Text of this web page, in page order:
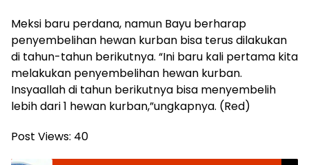
Meksi baru perdana, namun Bayu berharap
penyembelihan hewan kurban bisa terus dilakukan
di tahun-tahun berikutnya. “Ini baru kali pertama kita
melakukan penyembelihan hewan kurban.
Insyaallah di tahun berikutnya bisa menyembelih
lebih dari 1 hewan kurban,”ungkapnya. (Red)
Post Views: 40